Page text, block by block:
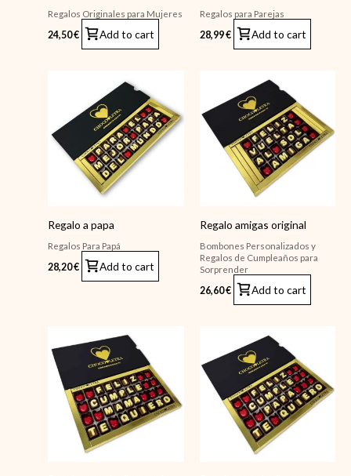
Regalos Originales para Mujeres
24,50€ Add to cart
Regalos para Parejas
28,99€ Add to cart
Regalo a papa
Regalos Para Papá
28,20€ Add to cart
Regalo amigas original
Bombones Personalizados y
Regalos de Cumpleaños para
Sorprender
26,60€ Add to cart